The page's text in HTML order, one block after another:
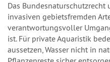
Das Bundesnaturschutzrecht
invasiven gebietsfremden
verantwortungsvoller
ist. Für private Aquaristik
aussetzen, Wasser nicht in